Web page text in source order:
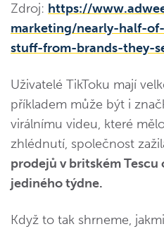
Zdroj: https://
marketing/nearly-half-
stuff-from-brands-they-
Uživatelé TikToku mají
příkladem může být i
virálnímu videu, které
zhlédnutí, společnost
prodejů v britském Tescu
jediného týdne.
Když to tak shrneme,